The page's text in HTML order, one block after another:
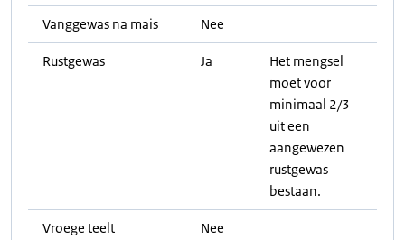
Vanggewas na mais Nee
Rustgewas Ja
Het mengsel
moet voor
minimaal 2/3
uit een
aangewezen
rustgewas
bestaan.
Vroege teelt Nee